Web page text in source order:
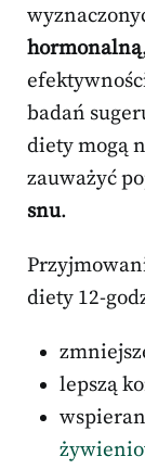
hormonalną
badań
diety mogą
zauważyć
snu.
diety 12-
lepszą